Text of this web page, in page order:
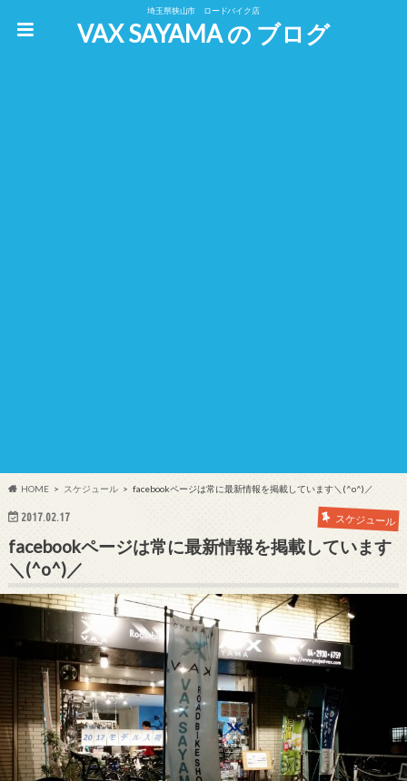
埼玉県狭山市 ロードバイク店
VAX SAYAMA の ブログ
HOME スケジュール facebookページは常に最新情報を掲載しています＼(^o^)／
2017.02.17 スケジュール
facebookページは常に最新情報を掲載しています
＼(^o^)／